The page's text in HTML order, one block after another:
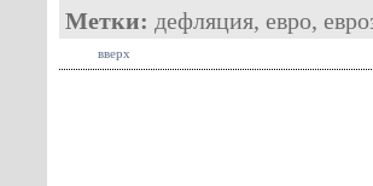
Метки: дефляция, евро,
вверх